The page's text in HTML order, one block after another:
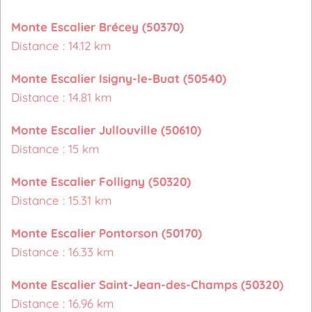
Monte Escalier Brécey (50370)
Distance : 14.12 km
Monte Escalier Isigny-le-Buat (50540)
Distance : 14.81 km
Monte Escalier Jullouville (50610)
Distance : 15 km
Monte Escalier Folligny (50320)
Distance : 15.31 km
Monte Escalier Pontorson (50170)
Distance : 16.33 km
Monte Escalier Saint-Jean-des-Champs (50320)
Distance : 16.96 km